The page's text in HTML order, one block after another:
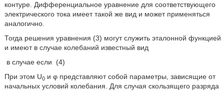
контуре. Дифференциальное уравнение для соответствующего
электрического тока имеет такой же вид и может применяться
аналогично.
Тогда решения уравнения (3) могут служить эталонной функцией
и имеют в случае колебаний известный вид
в случае если
(4)
При этом U0и φ представляют собой параметры, зависящие от
начальных условий колебания. Для случая скользящего разряда